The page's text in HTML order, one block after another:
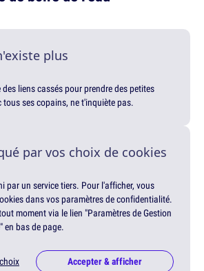
plus
liens cassés pour prendre des petites
tous ses copains, ne t'inquiète pas.
par vos choix de cookies
par un service tiers. Pour l'afficher, vous
dans vos paramètres de confidentialité.
moment via le lien "Paramètres de Gestion
en bas de page.
Accepter & afficher